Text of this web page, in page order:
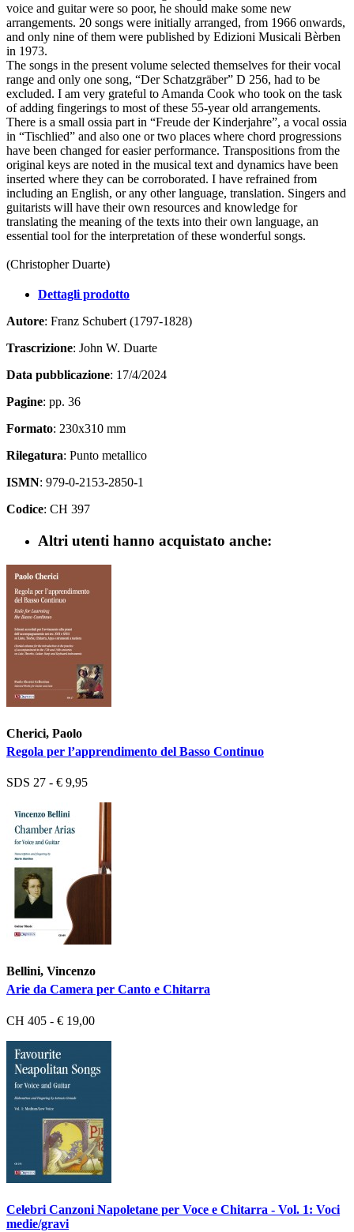
voice and guitar were so poor, he should make some new
arrangements. 20 songs were initially arranged, from 1966 onwards,
and only nine of them were published by Edizioni Musicali Bèrben
in 1973.
The songs in the present volume selected themselves for their vocal
range and only one song, “Der Schatzgräber” D 256, had to be
excluded. I am very grateful to Amanda Cook who took on the task
of adding fingerings to most of these 55-year old arrangements.
There is a small ossia part in “Freude der Kinderjahre”, a vocal ossia
in “Tischlied” and also one or two places where chord progressions
have been changed for easier performance. Transpositions from the
original keys are noted in the musical text and dynamics have been
inserted where they can be corroborated. I have refrained from
including an English, or any other language, translation. Singers and
guitarists will have their own resources and knowledge for
translating the meaning of the texts into their own language, an
essential tool for the interpretation of these wonderful songs.
(Christopher Duarte)
Dettagli prodotto
Autore: Franz Schubert (1797-1828)
Trascrizione: John W. Duarte
Data pubblicazione: 17/4/2024
Pagine: pp. 36
Formato: 230x310 mm
Rilegatura: Punto metallico
ISMN: 979-0-2153-2850-1
Codice: CH 397
Altri utenti hanno acquistato anche:
Cherici, Paolo
Regola per l’apprendimento del Basso Continuo
SDS 27 - € 9,95
Bellini, Vincenzo
Arie da Camera per Canto e Chitarra
CH 405 - € 19,00
Celebri Canzoni Napoletane per Voce e Chitarra - Vol. 1: Voci
medie/gravi